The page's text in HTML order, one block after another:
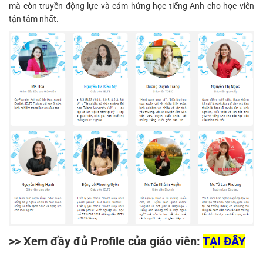
mà còn truyền động lực và cảm hứng học tiếng Anh cho học viên
tận tâm nhất.
>> Xem đầy đủ Profile của giáo viên: TẠI ĐÂY